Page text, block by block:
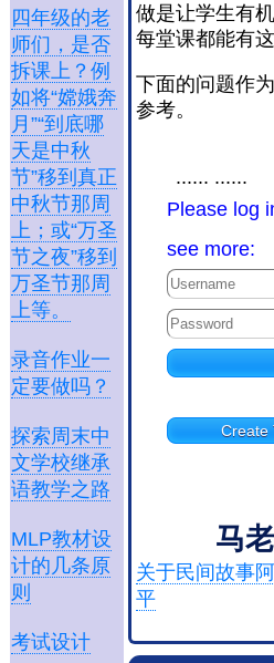
四年级的老
师们，是否
拆课上？例
如将“嫦娥奔
月”“到底哪
天是中秋
节”移到真正
中秋节那周
上；或“万圣
节之夜”移到
万圣节那周
上等。
录音作业一
定要做吗？
探索周末中
文学校继承
语教学之路
MLP教材设
计的几条原
则
考试设计
做是让学生有
每堂课都能有这
下面的问题作
参考。
...... ......
Please log
see more:
Create
马
关于民间故事
平